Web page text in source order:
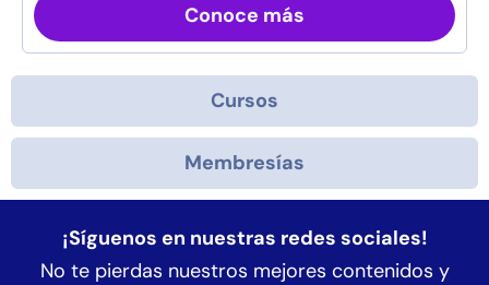
Cursos
Membresías
Conoce más
¡Síguenos en nuestras redes sociales!
No te pierdas nuestros mejores contenidos y